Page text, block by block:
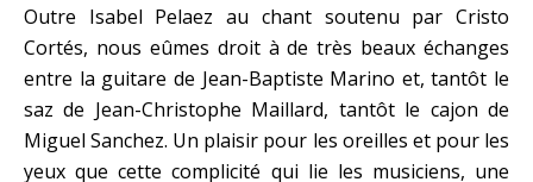
Outre Isabel Pelaez au chant soutenu par Cristo
Cortés, nous eûmes droit à de très beaux échanges
entre la guitare de Jean-Baptiste Marino et, tantôt le
saz de Jean-Christophe Maillard, tantôt le cajon de
Miguel Sanchez. Un plaisir pour les oreilles et pour les
yeux que cette complicité qui lie les musiciens, une